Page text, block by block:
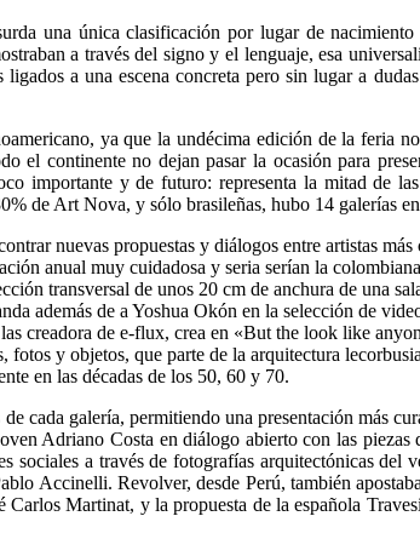
una única clasificación por lugar de
a través del signo y el lenguaje, esa
a una escena concreta pero sin lugar a
ya que la undécima edición de la feria
el continente no dejan pasar la ocasión para
importante y de futuro: representa la mitad de
de Art Nova, y sólo brasileñas, hubo 14 galerías
nuevas propuestas y diálogos entre artistas
anual muy cuidadosa y seria serían la
transversal de unos 20 cm de anchura de una
además de a Yoshua Okón en la selección de
creadora de e-flux, crea en «But the look like
fotos y objetos, que parte de la arquitectura
en las décadas de los 50, 60 y 70.
cada galería, permitiendo una presentación más
Adriano Costa en diálogo abierto con las
sociales a través de fotografías arquitectónicas del
Accinelli. Revolver, desde Perú, también
Martinat, y la propuesta de la española